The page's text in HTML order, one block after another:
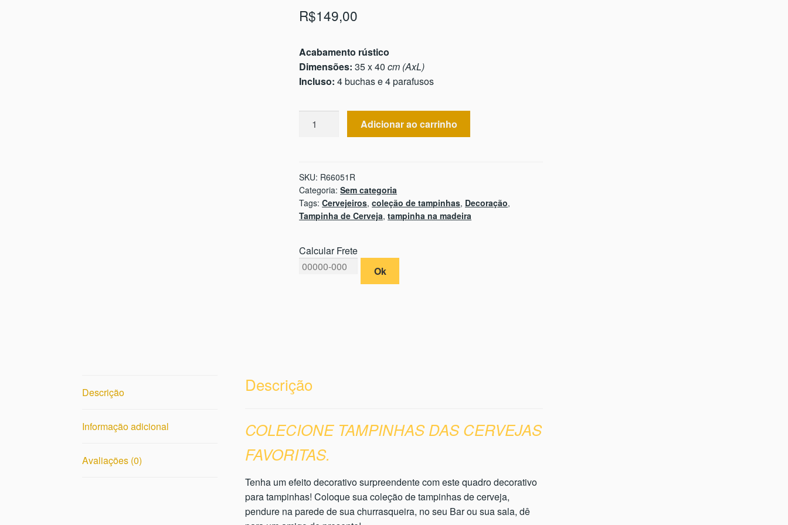
R$149,00
Acabamento rústico
Dimensões: 35 x 40cm (AxL)
Incluso: 4 buchas e 4 parafusos
quantidade
Adicionar ao carrinho
SKU: R66051R
Categoria:Sem categoria
Tags:Cervejeiros,coleção de tampinhas, Decoração,
Tampinha de Cerveja,tampinha na madeira
Calcular Frete
Ok
Descrição
Informação adicional
Avaliações (0)
Descrição
COLECIONE TAMPINHAS DAS CERVEJAS
FAVORITAS.
Tenha um efeito decorativo surpreendente com este quadro decorativo
para tampinhas! Coloque sua coleção de tampinhas de cerveja,
pendure na parede de sua churrasqueira, no seu Bar ou sua sala, dê